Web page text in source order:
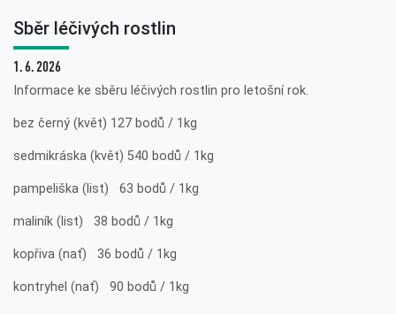
Sběr léčivých rostlin
1. 6. 2026
Informace ke sběru léčivých rostlin pro letošní rok.
bez černý (květ) 127 bodů / 1kg
sedmikráska (květ) 540 bodů / 1kg
pampeliška (list) 63 bodů / 1kg
maliník (list) 38 bodů / 1kg
kopřiva (nať) 36 bodů / 1kg
kontryhel (nať) 90 bodů / 1kg